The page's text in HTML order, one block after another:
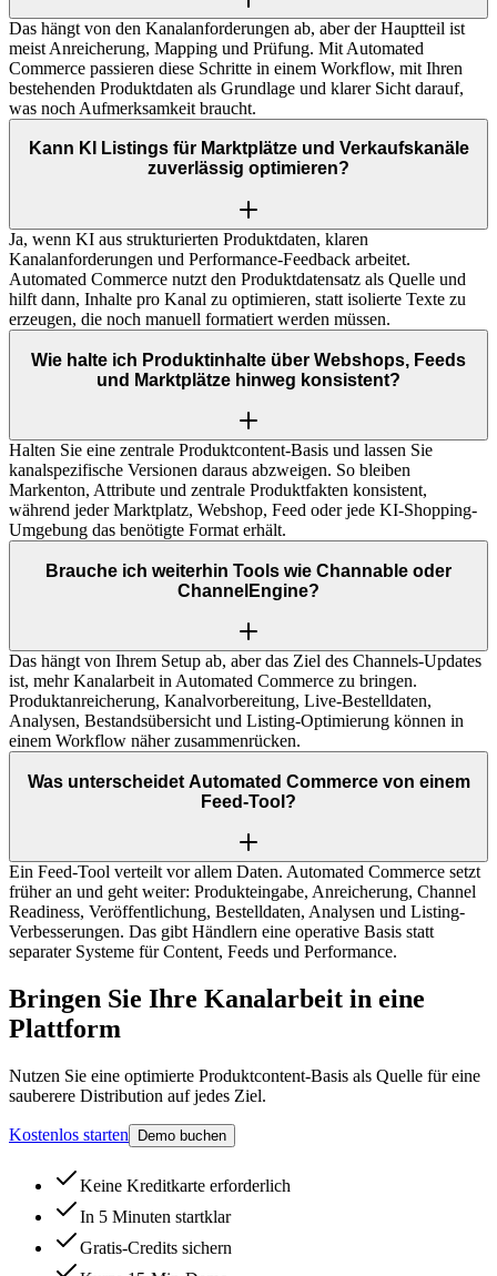
Das hängt von den Kanalanforderungen ab, aber der Hauptteil ist
meist Anreicherung, Mapping und Prüfung. Mit Automated
Commerce passieren diese Schritte in einem Workflow, mit Ihren
bestehenden Produktdaten als Grundlage und klarer Sicht darauf,
was noch Aufmerksamkeit braucht.
Kann KI Listings für Marktplätze und Verkaufskanäle
zuverlässig optimieren?
Ja, wenn KI aus strukturierten Produktdaten, klaren
Kanalanforderungen und Performance-Feedback arbeitet.
Automated Commerce nutzt den Produktdatensatz als Quelle und
hilft dann, Inhalte pro Kanal zu optimieren, statt isolierte Texte zu
erzeugen, die noch manuell formatiert werden müssen.
Wie halte ich Produktinhalte über Webshops, Feeds
und Marktplätze hinweg konsistent?
Halten Sie eine zentrale Produktcontent-Basis und lassen Sie
kanalspezifische Versionen daraus abzweigen. So bleiben
Markenton, Attribute und zentrale Produktfakten konsistent,
während jeder Marktplatz, Webshop, Feed oder jede KI-Shopping-
Umgebung das benötigte Format erhält.
Brauche ich weiterhin Tools wie Channable oder
ChannelEngine?
Das hängt von Ihrem Setup ab, aber das Ziel des Channels-Updates
ist, mehr Kanalarbeit in Automated Commerce zu bringen.
Produktanreicherung, Kanalvorbereitung, Live-Bestelldaten,
Analysen, Bestandsübersicht und Listing-Optimierung können in
einem Workflow näher zusammenrücken.
Was unterscheidet Automated Commerce von einem
Feed-Tool?
Ein Feed-Tool verteilt vor allem Daten. Automated Commerce setzt
früher an und geht weiter: Produkteingabe, Anreicherung, Channel
Readiness, Veröffentlichung, Bestelldaten, Analysen und Listing-
Verbesserungen. Das gibt Händlern eine operative Basis statt
separater Systeme für Content, Feeds und Performance.
Bringen Sie Ihre Kanalarbeit in eine
Plattform
Nutzen Sie eine optimierte Produktcontent-Basis als Quelle für eine
sauberere Distribution auf jedes Ziel.
Kostenlos starten Demo buchen
Keine Kreditkarte erforderlich
In 5 Minuten startklar
Gratis-Credits sichern